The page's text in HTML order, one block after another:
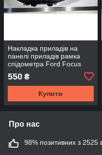
Накладка приладів на
панелі приладів рамка
спідометра Ford Focus
550 ₴
Купити
Про нас
98% позитивних з 2525